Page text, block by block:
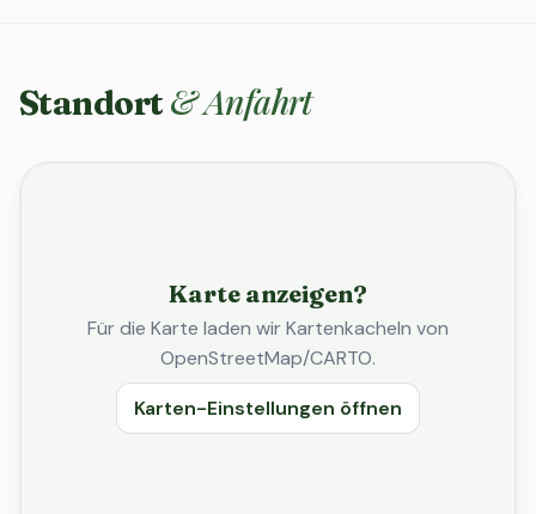
Standort & Anfahrt
Karte anzeigen?
Für die Karte laden wir Kartenkacheln von
OpenStreetMap/CARTO.
Karten-Einstellungen öffnen